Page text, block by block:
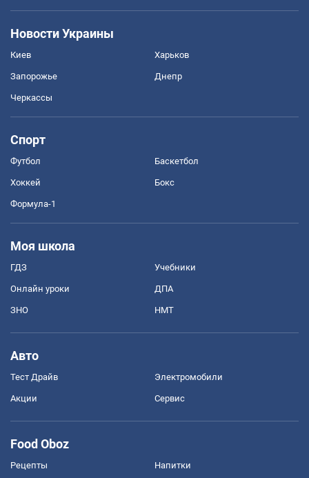
Новости Украины
Киев Харьков
Запорожье Днепр
Черкассы
Спорт
Футбол Баскетбол
Хоккей Бокс
Формула-1
Моя школа
ГДЗ Учебники
Онлайн уроки ДПА
ЗНО НМТ
Авто
Тест Драйв Электромобили
Акции Сервис
Food Oboz
Рецепты Напитки